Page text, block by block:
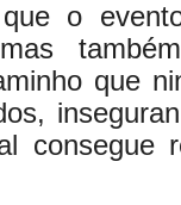
o
que
consegue